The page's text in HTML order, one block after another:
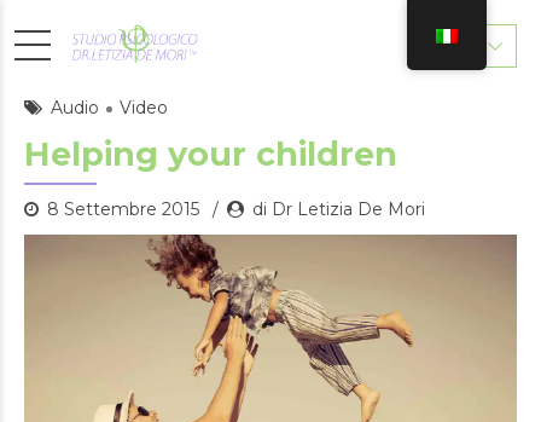
Audio Video
Helping your children
8 Settembre 2015 di Dr Letizia De Mori